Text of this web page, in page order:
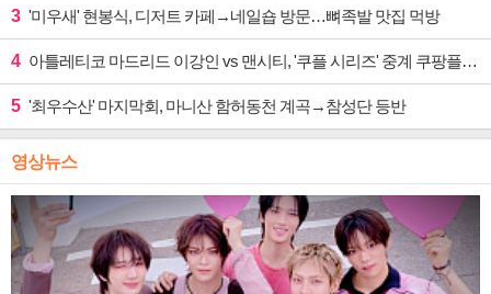
3 '미우새' 현봉식, 디저트 카페→네일숍 방문…뼈족발 맛집 먹방
4 아틀레티코 마드리드 이강인 vs 맨시티, '쿠플 시리즈' 중계 쿠팡플레이
5 '최우수산' 마지막회, 마니산 함허동천 계곡→참성단 등반
영상뉴스